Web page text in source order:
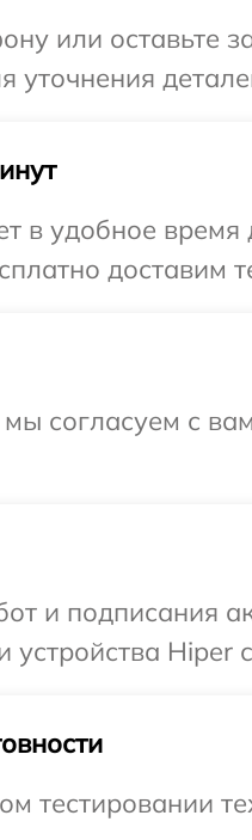
или оставьте
уточнения
в удобное время
доставим
согласуем с
и подписания
Hiper